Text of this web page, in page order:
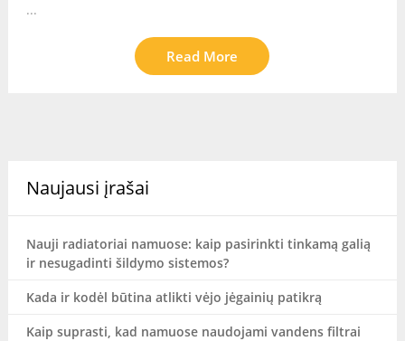
...
Read More
Naujausi įrašai
Nauji radiatoriai namuose: kaip pasirinkti tinkamą galią
ir nesugadinti šildymo sistemos?
Kada ir kodėl būtina atlikti vėjo jėgainių patikrą
Kaip suprasti, kad namuose naudojami vandens filtrai